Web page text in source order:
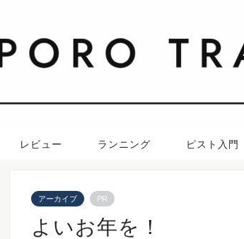
レビュー ランニング ピスト入門
アーカイブ PR
よいお年を！